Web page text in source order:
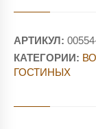
АРТИКУЛ:
КАТЕГОРИИ:
ГОСТИНЫХ